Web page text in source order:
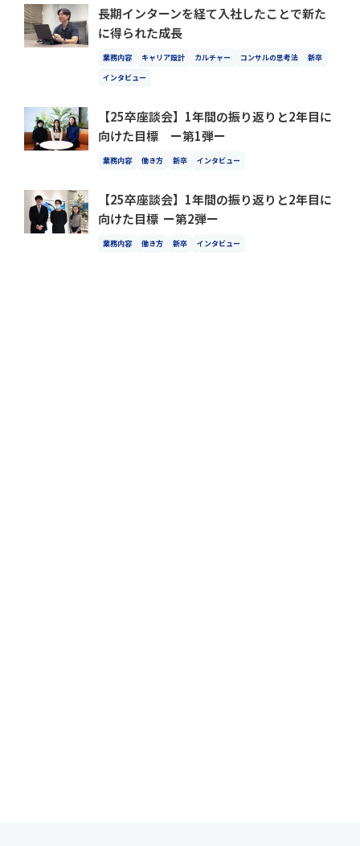
長期インターンを経て入社したことで新た
に得られた成長
業務内容 キャリア設計 カルチャー コンサルの思考法
新卒
インタビュー
【25卒座談会】1年間の振り返りと2年目に
向けた目標 ー第1弾ー
業務内容 働き方 新卒 インタビュー
【25卒座談会】1年間の振り返りと2年目に
向けた目標 ー第2弾ー
業務内容 働き方 新卒 インタビュー